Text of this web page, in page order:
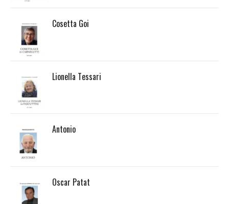
Cosetta Goi
Lionella Tessari
Antonio
Oscar Patat